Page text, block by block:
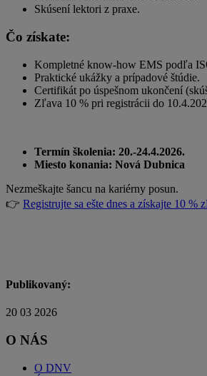
Skúsení lektori z praxe.
Čo získate:
Kompletné know-how EMS podľa
Praktické ukážky a prípadové štúdie.
Certifikát po úspešnom ukončení
Zľava 10 % pri registrácii do
Termín školenia: 20.-24.4.2026.
Miesto konania: Nová Dubnica
Nezmeškajte šancu na kariérny posun.
👉 Registrujte sa ešte dnes a získajte 10 %
Publikovaný:
20 03 2026
O NÁS
O DNV